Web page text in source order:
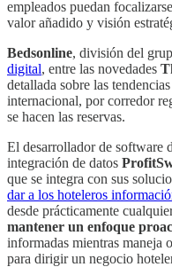
empleados puedan
valor añadido y visión
Bedsonline, división del
digital, entre las novedades
detallada sobre las
internacional, por corredor
se hacen las reservas.
El desarrollador de software
integración de datos
que se integra con sus
dar a los hoteleros
desde prácticamente
mantener un enfoque
informadas mientras maneja
para dirigir un negocio